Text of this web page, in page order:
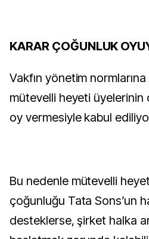
KARAR ÇOĞUNLUK
Vakfın yönetim
mütevelli heyeti
oy vermesiyle kabul
Bu nedenle mütevelli
çoğunluğu Tata Sons’un
desteklerse, şirket halka